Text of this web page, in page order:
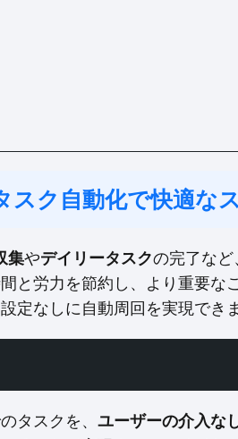
スク自動化で快適な
集やデイリータスクの完了など
と労力を節約し、より重要な
定なしに自動周回を実現できま
タスクを、 ユーザーの介入な